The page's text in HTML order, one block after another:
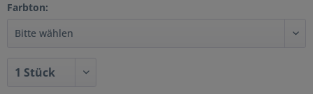
Farbton: